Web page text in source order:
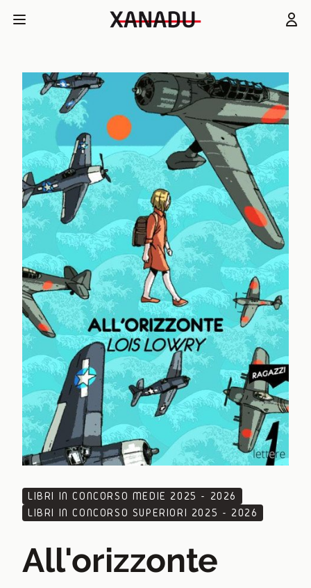
LIBRI IN CONCORSO MEDIE 2025 - 2026
LIBRI IN CONCORSO SUPERIORI 2025 - 2026
All'orizzonte